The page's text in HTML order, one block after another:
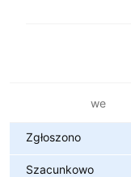
Metryki finansowe
Zgłoszono
Szacunkowo